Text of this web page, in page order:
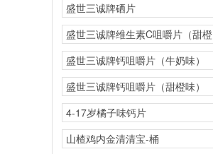
盛世三诚牌硒片
盛世三诚牌维生素C咀嚼片（甜橙
味）
盛世三诚牌钙咀嚼片（牛奶味）
盛世三诚牌钙咀嚼片（甜橙味）
4-17岁橘子味钙片
山楂鸡内金清清宝-桶